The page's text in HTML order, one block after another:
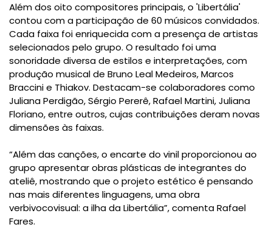
Além dos oito compositores principais, o 'Libertália'
contou com a participação de 60 músicos convidados.
Cada faixa foi enriquecida com a presença de artistas
selecionados pelo grupo. O resultado foi uma
sonoridade diversa de estilos e interpretações, com
produção musical de Bruno Leal Medeiros, Marcos
Braccini e Thiakov. Destacam-se colaboradores como
Juliana Perdigão, Sérgio Pererê, Rafael Martini, Juliana
Floriano, entre outros, cujas contribuições deram novas
dimensões às faixas.
“Além das canções, o encarte do vinil proporcionou ao
grupo apresentar obras plásticas de integrantes do
ateliê, mostrando que o projeto estético é pensando
nas mais diferentes linguagens, uma obra
verbivocovisual: a ilha da Libertália”, comenta Rafael
Fares.